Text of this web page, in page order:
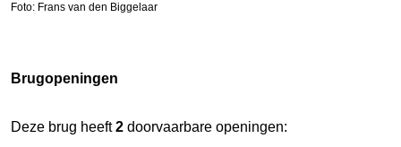
Foto: Frans van den Biggelaar
Brugopeningen
Deze brug heeft2 doorvaarbare openingen: